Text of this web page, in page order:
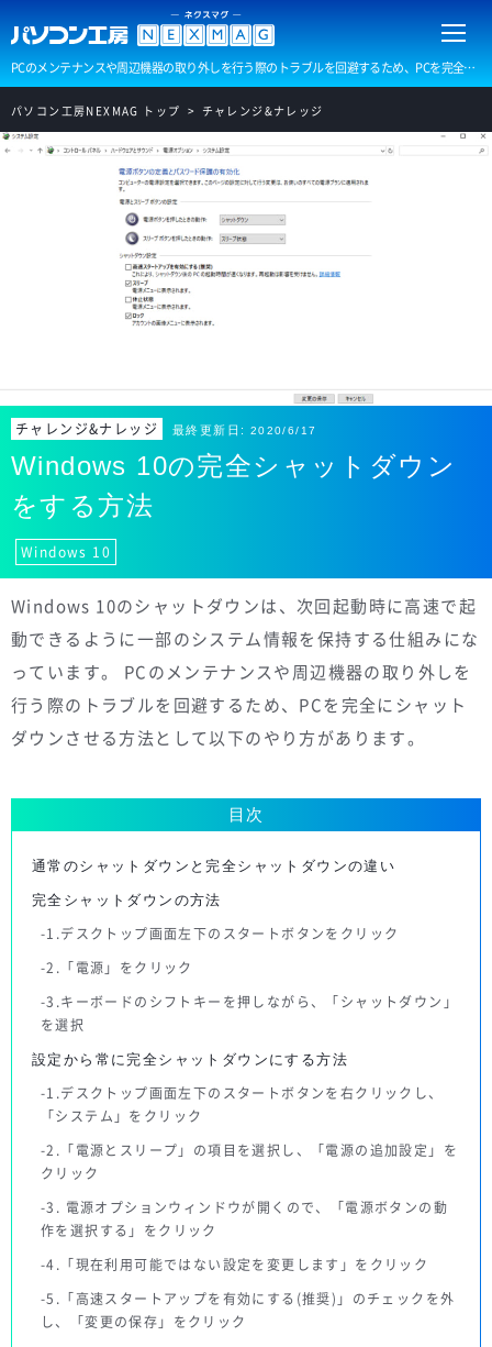
PCのメンテナンスや周辺機器の取り外しを行う際のトラブルを回避するため、PCを完全にシャットダウンさせる方法をご紹介いたします。
パソコン工房NEXMAG トップ チャレンジ&ナレッジ
チャレンジ&ナレッジ 最終更新日: 2020/6/17
Windows 10の完全シャットダウン
をする方法
Windows 10
Windows 10のシャットダウンは、次回起動時に高速で起
動できるように一部のシステム情報を保持する仕組みにな
っています。 PCのメンテナンスや周辺機器の取り外しを
行う際のトラブルを回避するため、PCを完全にシャット
ダウンさせる方法として以下のやり方があります。
目次
通常のシャットダウンと完全シャットダウンの違い
完全シャットダウンの方法
1.デスクトップ画面左下のスタートボタンをクリック
2.「電源」をクリック
3.キーボードのシフトキーを押しながら、「シャットダウン」
を選択
設定から常に完全シャットダウンにする方法
1.デスクトップ画面左下のスタートボタンを右クリックし、
「システム」をクリック
2.「電源とスリープ」の項目を選択し、「電源の追加設定」を
クリック
3. 電源オプションウィンドウが開くので、「電源ボタンの動
作を選択する」をクリック
4.「現在利用可能ではない設定を変更します」をクリック
5.「高速スタートアップを有効にする(推奨)」のチェックを外
し、「変更の保存」をクリック